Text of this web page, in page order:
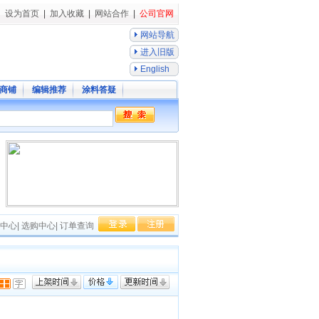
设为首页 加入收藏 网站合作 公司官网
网站导航
进入旧版
English
铺 编辑推荐
涂料答疑
心 选购中心 订单查询